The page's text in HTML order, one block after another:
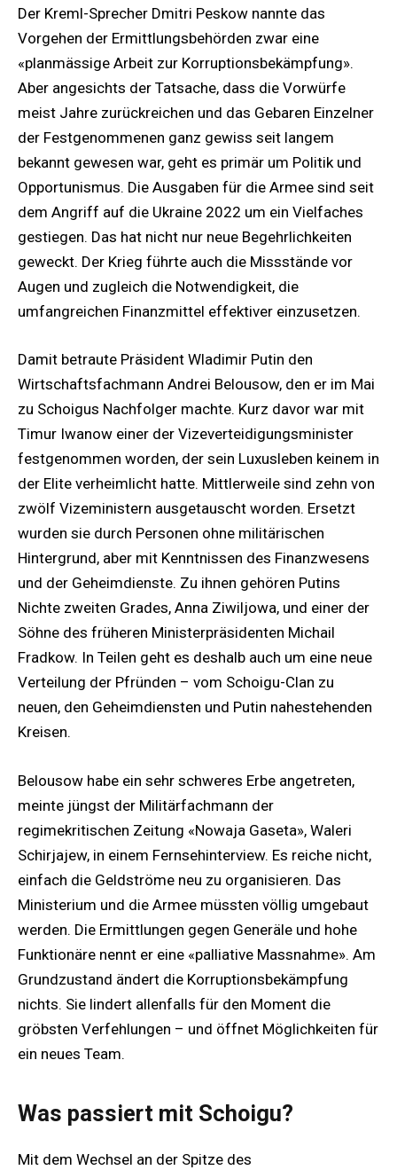
Der Kreml-Sprecher Dmitri Peskow nannte das
Vorgehen der Ermittlungsbehörden zwar eine
«planmässige Arbeit zur Korruptionsbekämpfung».
Aber angesichts der Tatsache, dass die Vorwürfe
meist Jahre zurückreichen und das Gebaren Einzelner
der Festgenommenen ganz gewiss seit langem
bekannt gewesen war, geht es primär um Politik und
Opportunismus. Die Ausgaben für die Armee sind seit
dem Angriff auf die Ukraine 2022 um ein Vielfaches
gestiegen. Das hat nicht nur neue Begehrlichkeiten
geweckt. Der Krieg führte auch die Missstände vor
Augen und zugleich die Notwendigkeit, die
umfangreichen Finanzmittel effektiver einzusetzen.
Damit betraute Präsident Wladimir Putin den
Wirtschaftsfachmann Andrei Belousow, den er im Mai
zu Schoigus Nachfolger machte. Kurz davor war mit
Timur Iwanow einer der Vizeverteidigungsminister
festgenommen worden, der sein Luxusleben keinem in
der Elite verheimlicht hatte. Mittlerweile sind zehn von
zwölf Vizeministern ausgetauscht worden. Ersetzt
wurden sie durch Personen ohne militärischen
Hintergrund, aber mit Kenntnissen des Finanzwesens
und der Geheimdienste. Zu ihnen gehören Putins
Nichte zweiten Grades, Anna Ziwiljowa, und einer der
Söhne des früheren Ministerpräsidenten Michail
Fradkow. In Teilen geht es deshalb auch um eine neue
Verteilung der Pfründen – vom Schoigu-Clan zu
neuen, den Geheimdiensten und Putin nahestehenden
Kreisen.
Belousow habe ein sehr schweres Erbe angetreten,
meinte jüngst der Militärfachmann der
regimekritischen Zeitung «Nowaja Gaseta», Waleri
Schirjajew, in einem Fernsehinterview. Es reiche nicht,
einfach die Geldströme neu zu organisieren. Das
Ministerium und die Armee müssten völlig umgebaut
werden. Die Ermittlungen gegen Generäle und hohe
Funktionäre nennt er eine «palliative Massnahme». Am
Grundzustand ändert die Korruptionsbekämpfung
nichts. Sie lindert allenfalls für den Moment die
gröbsten Verfehlungen – und öffnet Möglichkeiten für
ein neues Team.
Was passiert mit Schoigu?
Mit dem Wechsel an der Spitze des